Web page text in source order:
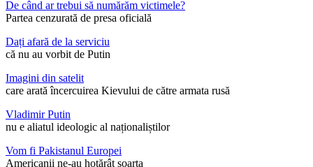
De când ar trebui să numărăm victimele?
Partea cenzurată de presa oficială
Dați afară de la serviciu
că nu au vorbit de Putin
Imagini din satelit
care arată încercuirea Kievului de către armata rusă
Vladimir Putin
nu e aliatul ideologic al naționaliștilor
Vom fi Pakistanul Europei
Americanii ne-au hotărât soarta